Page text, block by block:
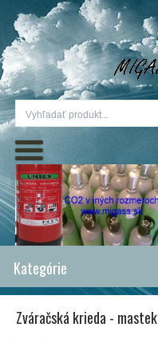
Kategórie
Zváračská krieda - mastek